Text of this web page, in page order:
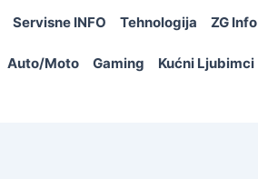
Servisne INFO Tehnologija ZG Info
Auto/Moto Gaming Kućni Ljubimci